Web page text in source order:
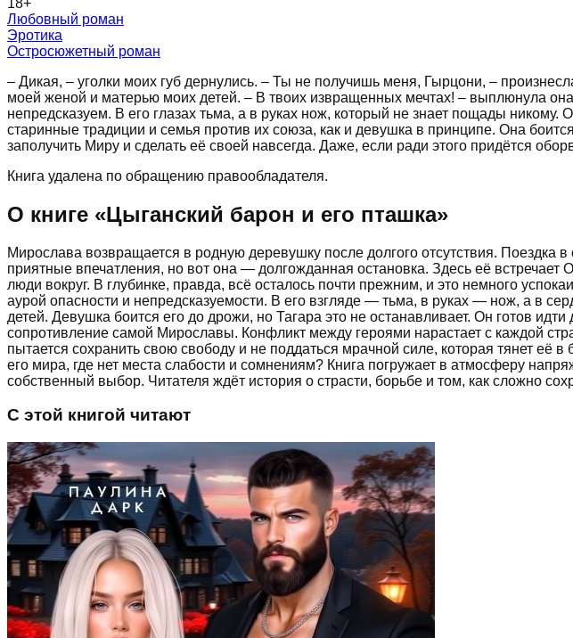
Любовный роман
Эротика
Остросюжетный роман
– Дикая, – уголки моих губ дернулись. – Ты не получишь меня, Гырцони, –
моей женой и матерью моих детей. – В твоих извращенных мечтах! – выплюнула
непредсказуем. В его глазах тьма, а в руках нож, который не знает пощады никому.
старинные традиции и семья против их союза, как и девушка в принципе. Она
заполучить Миру и сделать её своей навсегда. Даже, если ради этого придётся
Книга удалена по обращению правообладателя.
О книге «Цыганский барон и его пташка»
Мирослава возвращается в родную деревушку после долгого отсутствия. Поездка
приятные впечатления, но вот она — долгожданная остановка. Здесь её
люди вокруг. В глубинке, правда, всё осталось почти прежним, и это немного
аурой опасности и непредсказуемости. В его взгляде — тьма, в руках — нож, а в
детей. Девушка боится его до дрожи, но Тагара это не останавливает. Он готов
сопротивление самой Мирославы. Конфликт между героями нарастает с каждой
пытается сохранить свою свободу и не поддаться мрачной силе, которая тянет её
его мира, где нет места слабости и сомнениям? Книга погружает в атмосферу
собственный выбор. Читателя ждёт история о страсти, борьбе и том, как сложно
С этой книгой читают